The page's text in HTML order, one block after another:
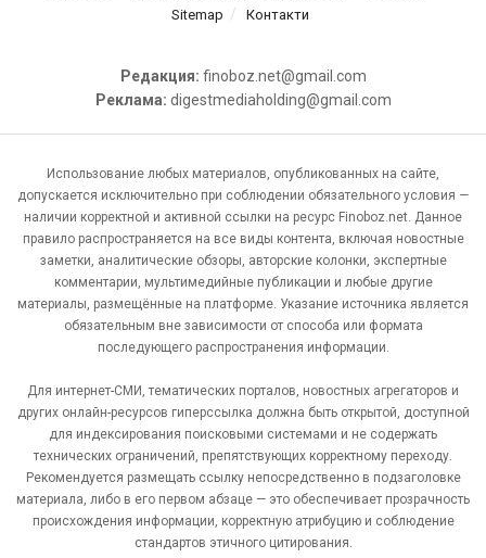
Sitemap
Контакти
Редакция: finoboz.net@gmail.com
Реклама: digestmediaholding@gmail.com
Использование любых материалов, опубликованных на сайте,
допускается исключительно при соблюдении обязательного условия —
наличии корректной и активной ссылки на ресурс Finoboz.net. Данное
правило распространяется на все виды контента, включая новостные
заметки, аналитические обзоры, авторские колонки, экспертные
комментарии, мультимедийные публикации и любые другие
материалы, размещённые на платформе. Указание источника является
обязательным вне зависимости от способа или формата
последующего распространения информации.
Для интернет-СМИ, тематических порталов, новостных агрегаторов и
других онлайн-ресурсов гиперссылка должна быть открытой, доступной
для индексирования поисковыми системами и не содержать
технических ограничений, препятствующих корректному переходу.
Рекомендуется размещать ссылку непосредственно в подзаголовке
материала, либо в его первом абзаце — это обеспечивает прозрачность
происхождения информации, корректную атрибуцию и соблюдение
стандартов этичного цитирования.